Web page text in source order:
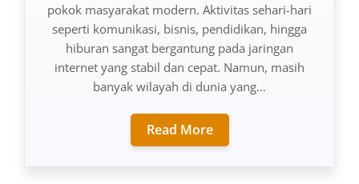
pokok masyarakat modern. Aktivitas sehari-hari
seperti komunikasi, bisnis, pendidikan, hingga
hiburan sangat bergantung pada jaringan
internet yang stabil dan cepat. Namun, masih
banyak wilayah di dunia yang…
Read More